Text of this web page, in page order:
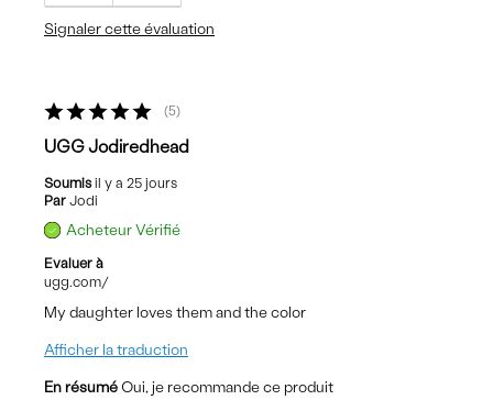
Signaler cette évaluation
5
UGG Jodiredhead
Soumisil y a 25 jours
Par Jodi
Acheteur Vérifié
Evaluer à
ugg.com/
My daughter loves them and the color
Afficher la traduction
En résumé Oui, je recommande ce produit